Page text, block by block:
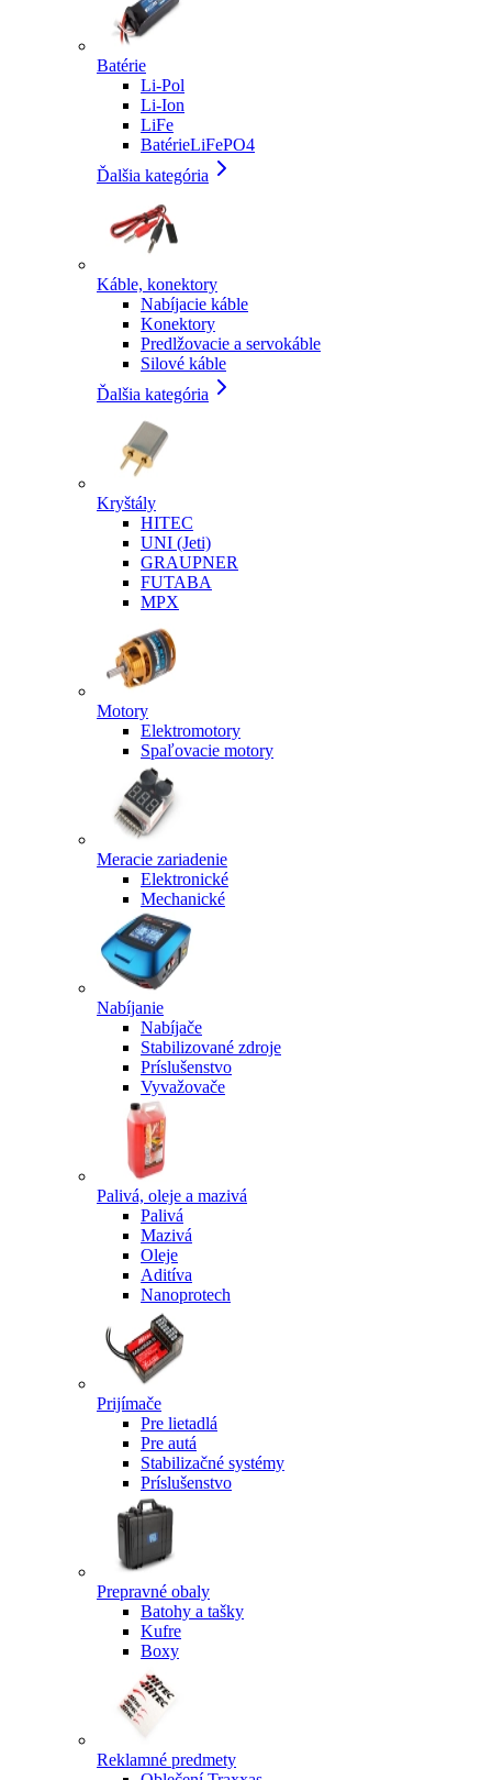
Batérie
Li-Pol
Li-Ion
LiFe
BatérieLiFePO4
Ďalšia kategória
Káble, konektory
Nabíjacie káble
Konektory
Predlžovacie a servokáble
Silové káble
Ďalšia kategória
Kryštály
HITEC
UNI (Jeti)
GRAUPNER
FUTABA
MPX
Motory
Elektromotory
Spaľovacie motory
Meracie zariadenie
Elektronické
Mechanické
Nabíjanie
Nabíjače
Stabilizované zdroje
Príslušenstvo
Vyvažovače
Palivá, oleje a mazivá
Palivá
Mazivá
Oleje
Aditíva
Nanoprotech
Prijímače
Pre lietadlá
Pre autá
Stabilizačné systémy
Príslušenstvo
Prepravné obaly
Batohy a tašky
Kufre
Boxy
Reklamné predmety